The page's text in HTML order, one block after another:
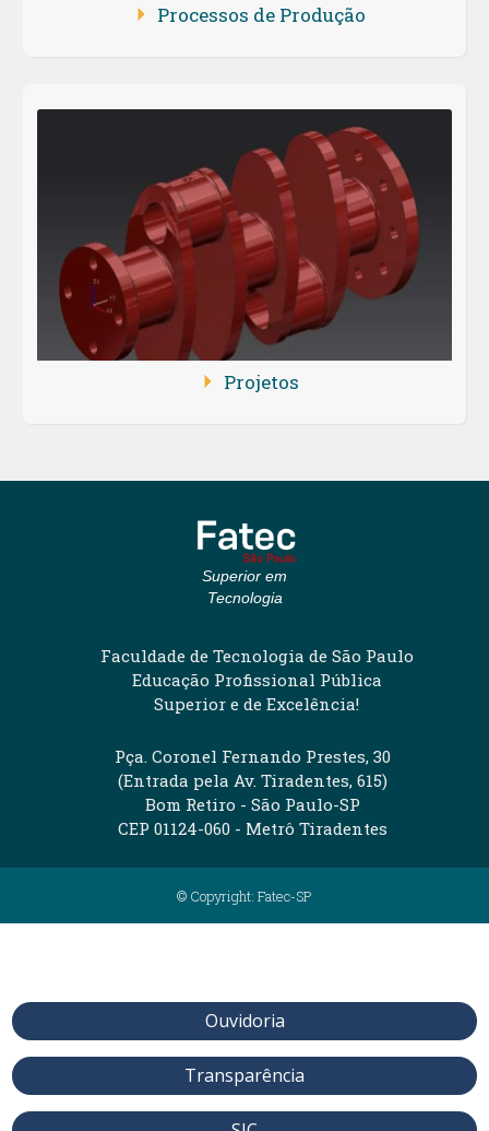
Processos de Produção
Projetos
Superior em
Tecnologia
Faculdade de Tecnologia de São Paulo
Educação Profissional Pública
Superior e de Excelência!
Pça. Coronel Fernando Prestes, 30
(Entrada pela Av. Tiradentes, 615)
Bom Retiro - São Paulo-SP
CEP 01124-060 - Metrô Tiradentes
© Copyright: Fatec-SP
Ouvidoria
Transparência